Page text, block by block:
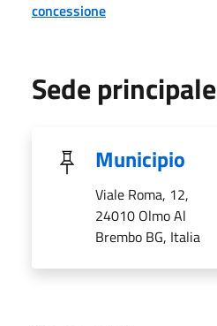
concessione
Sede principale
Municipio
Viale Roma, 12,
24010 Olmo Al
Brembo BG, Italia